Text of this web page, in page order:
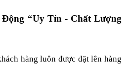
“Uy Tín - Chất Lượng
hàng luôn được đặt lên hàng